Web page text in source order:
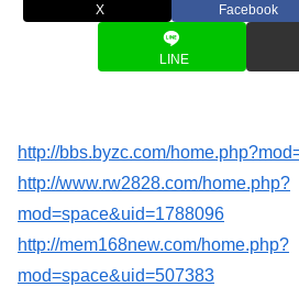
X Facebook
LINE
http://bbs.byzc.com/
http://www.rw2828.com/home.php?
mod=space&uid=1788096
http://mem168new.com/home.php?
mod=space&uid=507383